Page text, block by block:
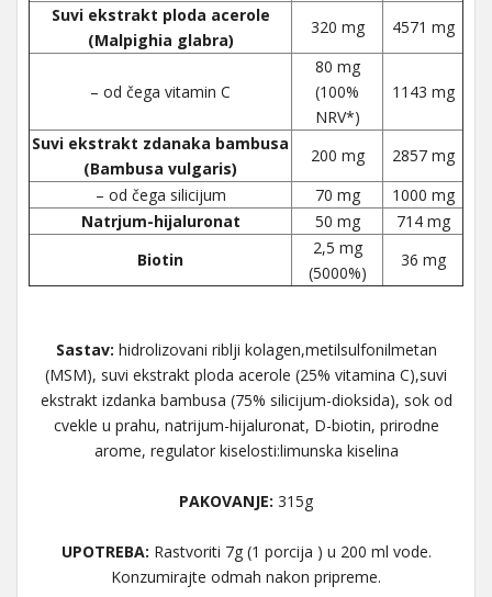
Suvi ekstrakt ploda acerole
(Malpighia glabra)
320 mg 4571 mg
– od čega vitamin C
80 mg
(100%
NRV*)
1143 mg
Suvi ekstrakt zdanaka bambusa
(Bambusa vulgaris)
200 mg
2857 mg
– od čega silicijum
70 mg
1000 mg
Natrjum-hijaluronat
50 mg
714 mg
Biotin
2,5 mg
(5000%)
36 mg
Sastav: hidrolizovani riblji kolagen,metilsulfonilmetan
(MSM), suvi ekstrakt ploda acerole (25% vitamina C),suvi
ekstrakt izdanka bambusa (75% silicijum-dioksida), sok od
cvekle u prahu, natrijum-hijaluronat, D-biotin, prirodne
arome, regulator kiselosti:limunska kiselina
PAKOVANJE: 315g
UPOTREBA: Rastvoriti 7g (1 porcija ) u 200 ml vode.
Konzumirajte odmah nakon pripreme.